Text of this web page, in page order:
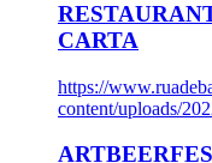
CARTA
https://
content/uploads/